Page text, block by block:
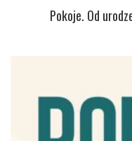
Pokoje. Od